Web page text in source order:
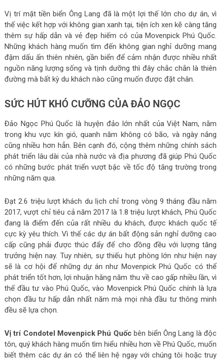
Vị trí mặt tiền biển Ông Lang đã là một lợi thế lớn cho dự án, vì
thế việc kết hợp với không gian xanh tại, tiện ích xen kẽ càng tăng
thêm sự hấp dẫn và vẻ đẹp hiếm có của Movenpick Phú Quốc.
Những khách hàng muốn tìm đến không gian nghỉ dưỡng mang
đậm dấu ấn thiên nhiên, gần biển để cảm nhận được nhiều nhất
nguồn năng lượng sống và tịnh dưỡng thì đây chắc chắn là thiên
đường mà bất kỳ du khách nào cũng muốn được đặt chân.
SỨC HÚT KHÓ CƯỠNG CỦA ĐẢO NGỌC
Đảo Ngọc Phú Quốc là huyện đảo lớn nhất của Việt Nam, nằm
trong khu vực kín gió, quanh năm không có bão, và ngày nắng
cũng nhiều hơn hẳn. Bên cạnh đó, cộng thêm những chính sách
phát triển lâu dài của nhà nước và địa phương đã giúp Phú Quốc
có những bước phát triển vượt bậc về tốc độ tăng trường trong
những năm qua.
Đạt 2.6 triệu lượt khách du lịch chỉ trong vòng 9 tháng đầu năm
2017, vượt chỉ tiêu cả năm 2017 là 1.8 triệu lượt khách, Phú Quốc
đang là điểm đến của rất nhiều du khách, được khách quốc tế
cực kỳ yêu thích. Vì thế các dự án bất động sản nghỉ dưỡng cao
cấp cũng phải được thúc đẩy để cho đồng đều với lượng tăng
trưởng hiện nay. Tuy nhiên, sự thiếu hụt phòng lớn như hiện nay
sẽ là cơ hội để những dự án như Movenpick Phú Quốc có thể
phát triển tốt hơn, lợi nhuận hằng năm thu về cao gấp nhiều lần, vì
thế đầu tư vào Phú Quốc, vào Movenpick Phú Quốc chính là lựa
chọn đầu tư hấp dẫn nhất năm mà mọi nhà đầu tư thông minh
đều sẽ lựa chọn.
Vị trí Condotel Movenpick Phú Quốc bên biển Ông Lang là độc
tôn, quý khách hàng muốn tìm hiểu nhiều hơn về Phú Quốc, muốn
biết thêm các dự án có thể liên hệ ngay với chúng tôi hoặc truy